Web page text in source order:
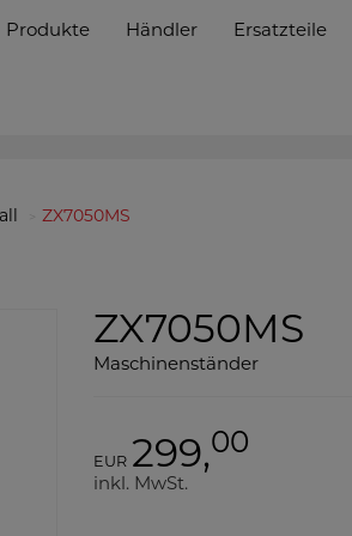
Produkte Händler Ersatzteile
ZX7050MS
ZX7050MS
Maschinenständer
EUR 299,00
inkl. MwSt.